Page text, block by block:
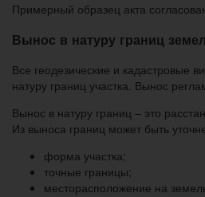
Примерный образец акта
Вынос в натуру границ
Все геодезические и кадастровые
натуру границ участка. Вынос
Вынос в натуру границ – это
Из выноса границ может быть
форма участка;
точные границы;
месторасположение на